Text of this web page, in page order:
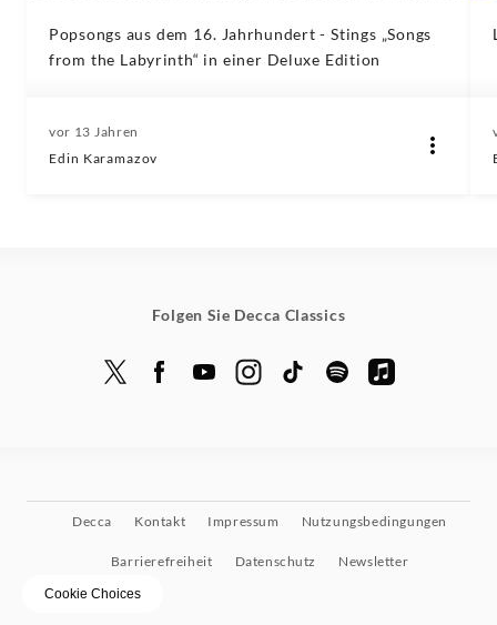
Popsongs aus dem 16. Jahrhundert - Stings „Songs
from the Labyrinth“ in einer Deluxe Edition
vor 13 Jahren
Edin Karamazov
Folgen Sie Decca Classics
Decca Kontakt Impressum Nutzungsbedingungen
Barrierefreiheit Datenschutz Newsletter
Cookie Choices